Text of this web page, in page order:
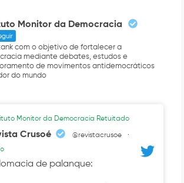
Monitor da Democracia
com o objetivo de fortalecer a
mediante debates, estudos e
de movimentos antidemocráticos
do mundo
Monitor da Democracia Retuitado
Crusoé @revistacrusoe
·
de palanque: